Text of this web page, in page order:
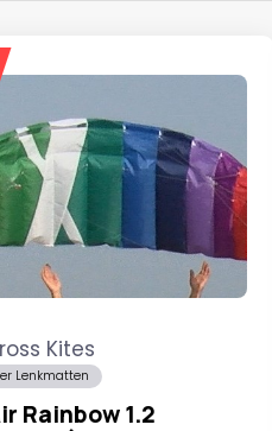
Kites
Lenkmatten
Rainbow 1.2